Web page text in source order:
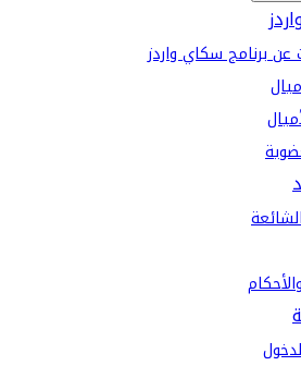
برنامج سكاي واردز